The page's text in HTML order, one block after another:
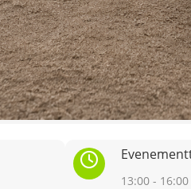
13:00 - 16:00